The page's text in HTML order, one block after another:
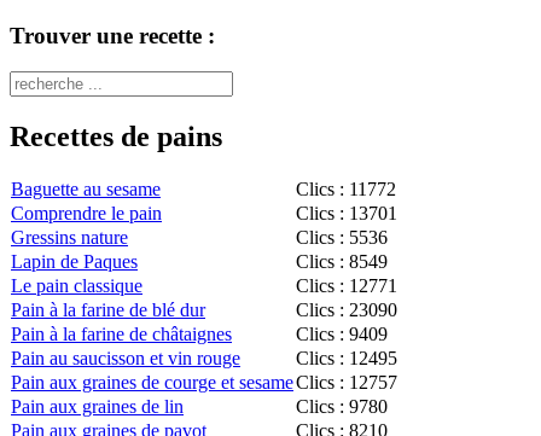
Trouver une recette :
Recettes de pains
Baguette au sesame
Clics : 11772
Comprendre le pain
Clics : 13701
Gressins nature
Clics : 5536
Lapin de Paques
Clics : 8549
Le pain classique
Clics : 12771
Pain à la farine de blé dur
Clics : 23090
Pain à la farine de châtaignes
Clics : 9409
Pain au saucisson et vin rouge
Clics : 12495
Pain aux graines de courge et sesameClics : 12757
Pain aux graines de lin
Clics : 9780
Pain aux graines de pavot
Clics : 8210